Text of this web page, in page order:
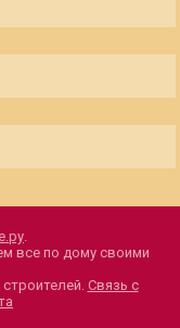
.
все по дому своими
Связь с